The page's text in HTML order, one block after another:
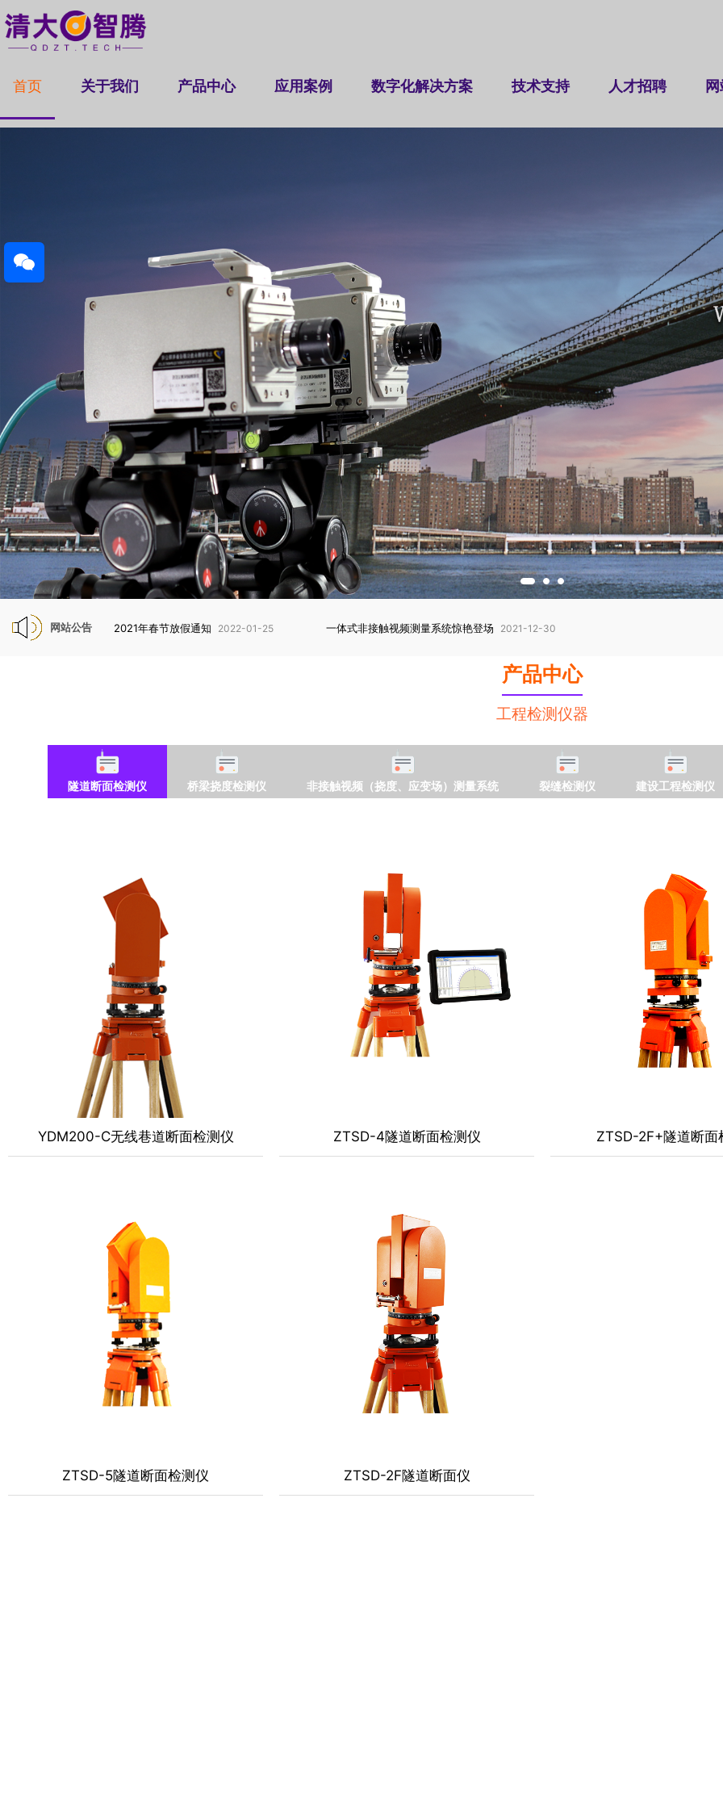
首页 关于我们 产品中心 应用案例 数字化解决方案 技术支持 人才招聘
网站公告 2021年春节放假通知 2022-01-25 一体式非接触视频测量系统惊艳登场 2021-12-30
产品中心
工程检测仪器
隧道断面检测仪 桥梁挠度检测仪 非接触视频（挠度、应变场）测量系统 裂缝检测仪 建设工程检测仪
YDM200-C无线巷道断面检测仪 ZTSD-4隧道断面检测仪 ZTSD-2F+隧道断面
ZTSD-5隧道断面检测仪 ZTSD-2F隧道断面仪